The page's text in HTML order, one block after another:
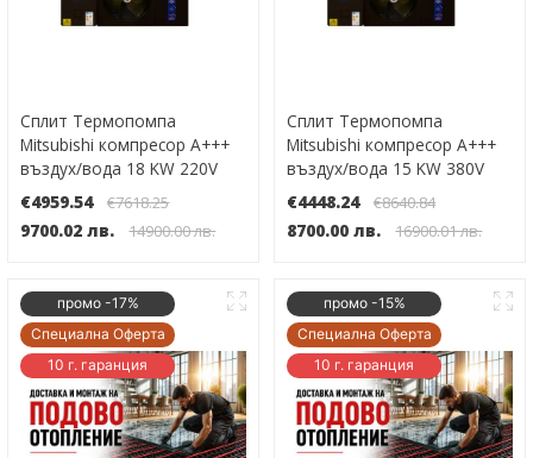
Сплит Термопомпа
Mitsubishi компресор А+++
въздух/вода 18 KW 220V
Инверторна WI-FI до -30°
€4959.54 €7618.25
9700.02 лв. 14900.00 лв.
Сплит Термопомпа
Mitsubishi компресор А+++
въздух/вода 15 KW 380V
Инверторна WI-FI до -30°
€4448.24 €8640.84
8700.00 лв. 16900.01 лв.
промо -17%
Специална Оферта
10 г. гаранция
промо -15%
Специална Оферта
10 г. гаранция